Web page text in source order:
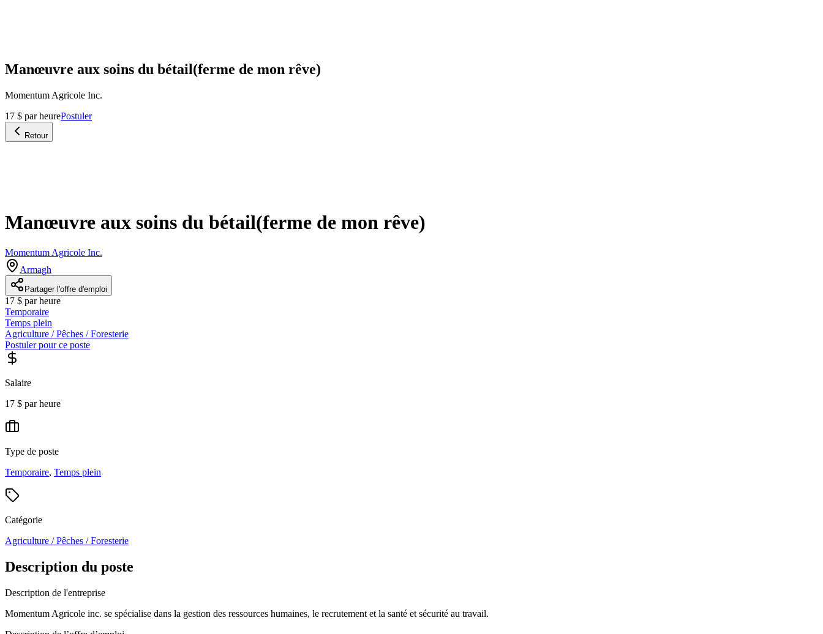
Manœuvre aux soins du bétail(ferme de mon rêve)
Momentum Agricole Inc.
17 $ par heurePostuler
Retour
Manœuvre aux soins du bétail(ferme de mon rêve)
Momentum Agricole Inc.
Armagh
Partager l'offre d'emploi
17 $ par heure
Temporaire
Temps plein
Agriculture / Pêches / Foresterie
Postuler pour ce poste
Salaire
17 $ par heure
Type de poste
Temporaire, Temps plein
Catégorie
Agriculture / Pêches / Foresterie
Description du poste
Description de l'entreprise
Momentum Agricole inc. se spécialise dans la gestion des ressources humaines, le recrutement et la santé et sécurité au travail.